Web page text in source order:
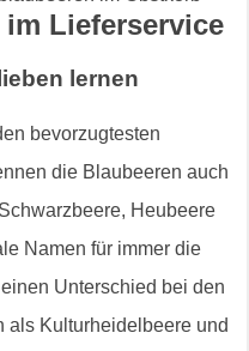
im Lieferservice
lernen
bevorzugtesten
die Blaubeeren auch
Heubeere
Namen für immer die
Unterschied bei den
als Kulturheidelbeere und